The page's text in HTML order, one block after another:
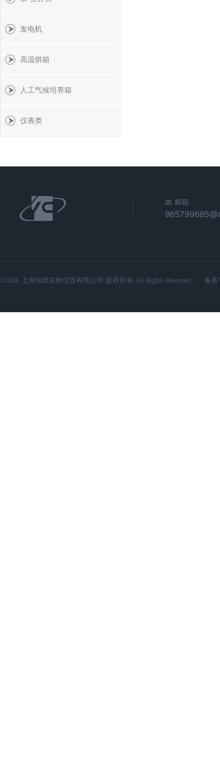
发电机
高温烘箱
人工气候培养箱
仪表类
邮箱
©2026 上海培因实验仪器有限公司 版权所有 All Rights Reserved. 备案